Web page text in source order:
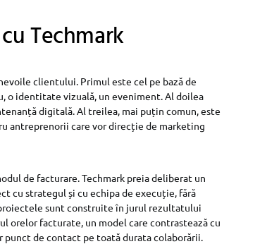
Techmark
clientului. Primul este cel pe bază de
o identitate vizuală, un eveniment. Al doilea
digitală. Al treilea, mai puțin comun, este
antreprenorii care vor direcție de marketing
de facturare. Techmark preia deliberat un
cu strategul și cu echipa de execuție, fără
sunt construite în jurul rezultatului
orelor facturate, un model care contrastează cu
punct de contact pe toată durata colaborării.